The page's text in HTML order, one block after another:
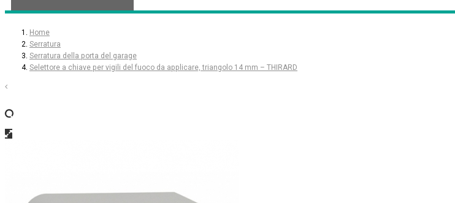
Home
Serratura
Serratura della porta del garage
Selettore a chiave per vigili del fuoco da applicare, triangolo 14 mm – THIRARD